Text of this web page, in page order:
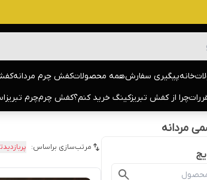
خانهپیگیری سفارشهمه محصولاتکفش چرم مردانه
چرا از کفش تبریزکینگ خرید کنم؟کفش چرمچرم تبریز
مردانه
مرتب‌سازی براساس: